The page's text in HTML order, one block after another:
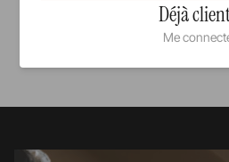
Voir tous nos
Déjà
Me